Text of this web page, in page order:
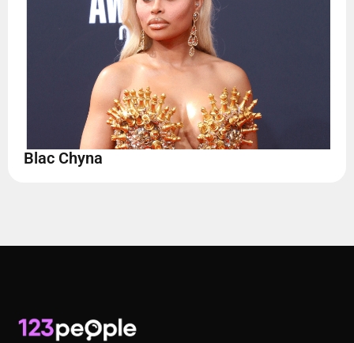
Blac Chyna